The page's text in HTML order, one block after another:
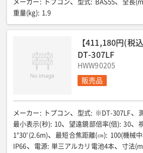
メーカー : トプコン 型式: BAS55 全長
重量(kg): 1.9
【411,180円(税
DT-307LF
HWW90205
販売品
メーカー : トプコン 型式: ※DT-307LF
最小表示(秒): 10 望遠鏡部倍率(倍): 30
1°30'(2.6m)
最短合焦距離(㎝): 100(機械
IP66
電源: 単三アルカリ電池4本 寸法